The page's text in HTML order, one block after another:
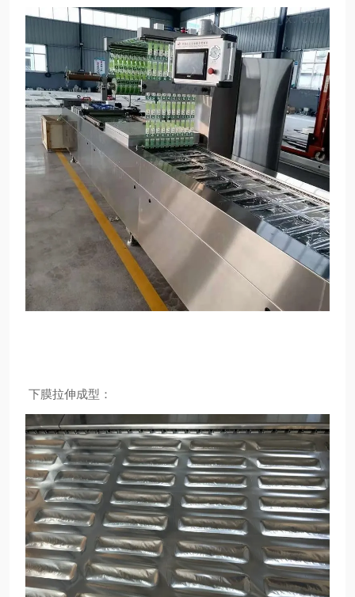
下膜拉伸成型：